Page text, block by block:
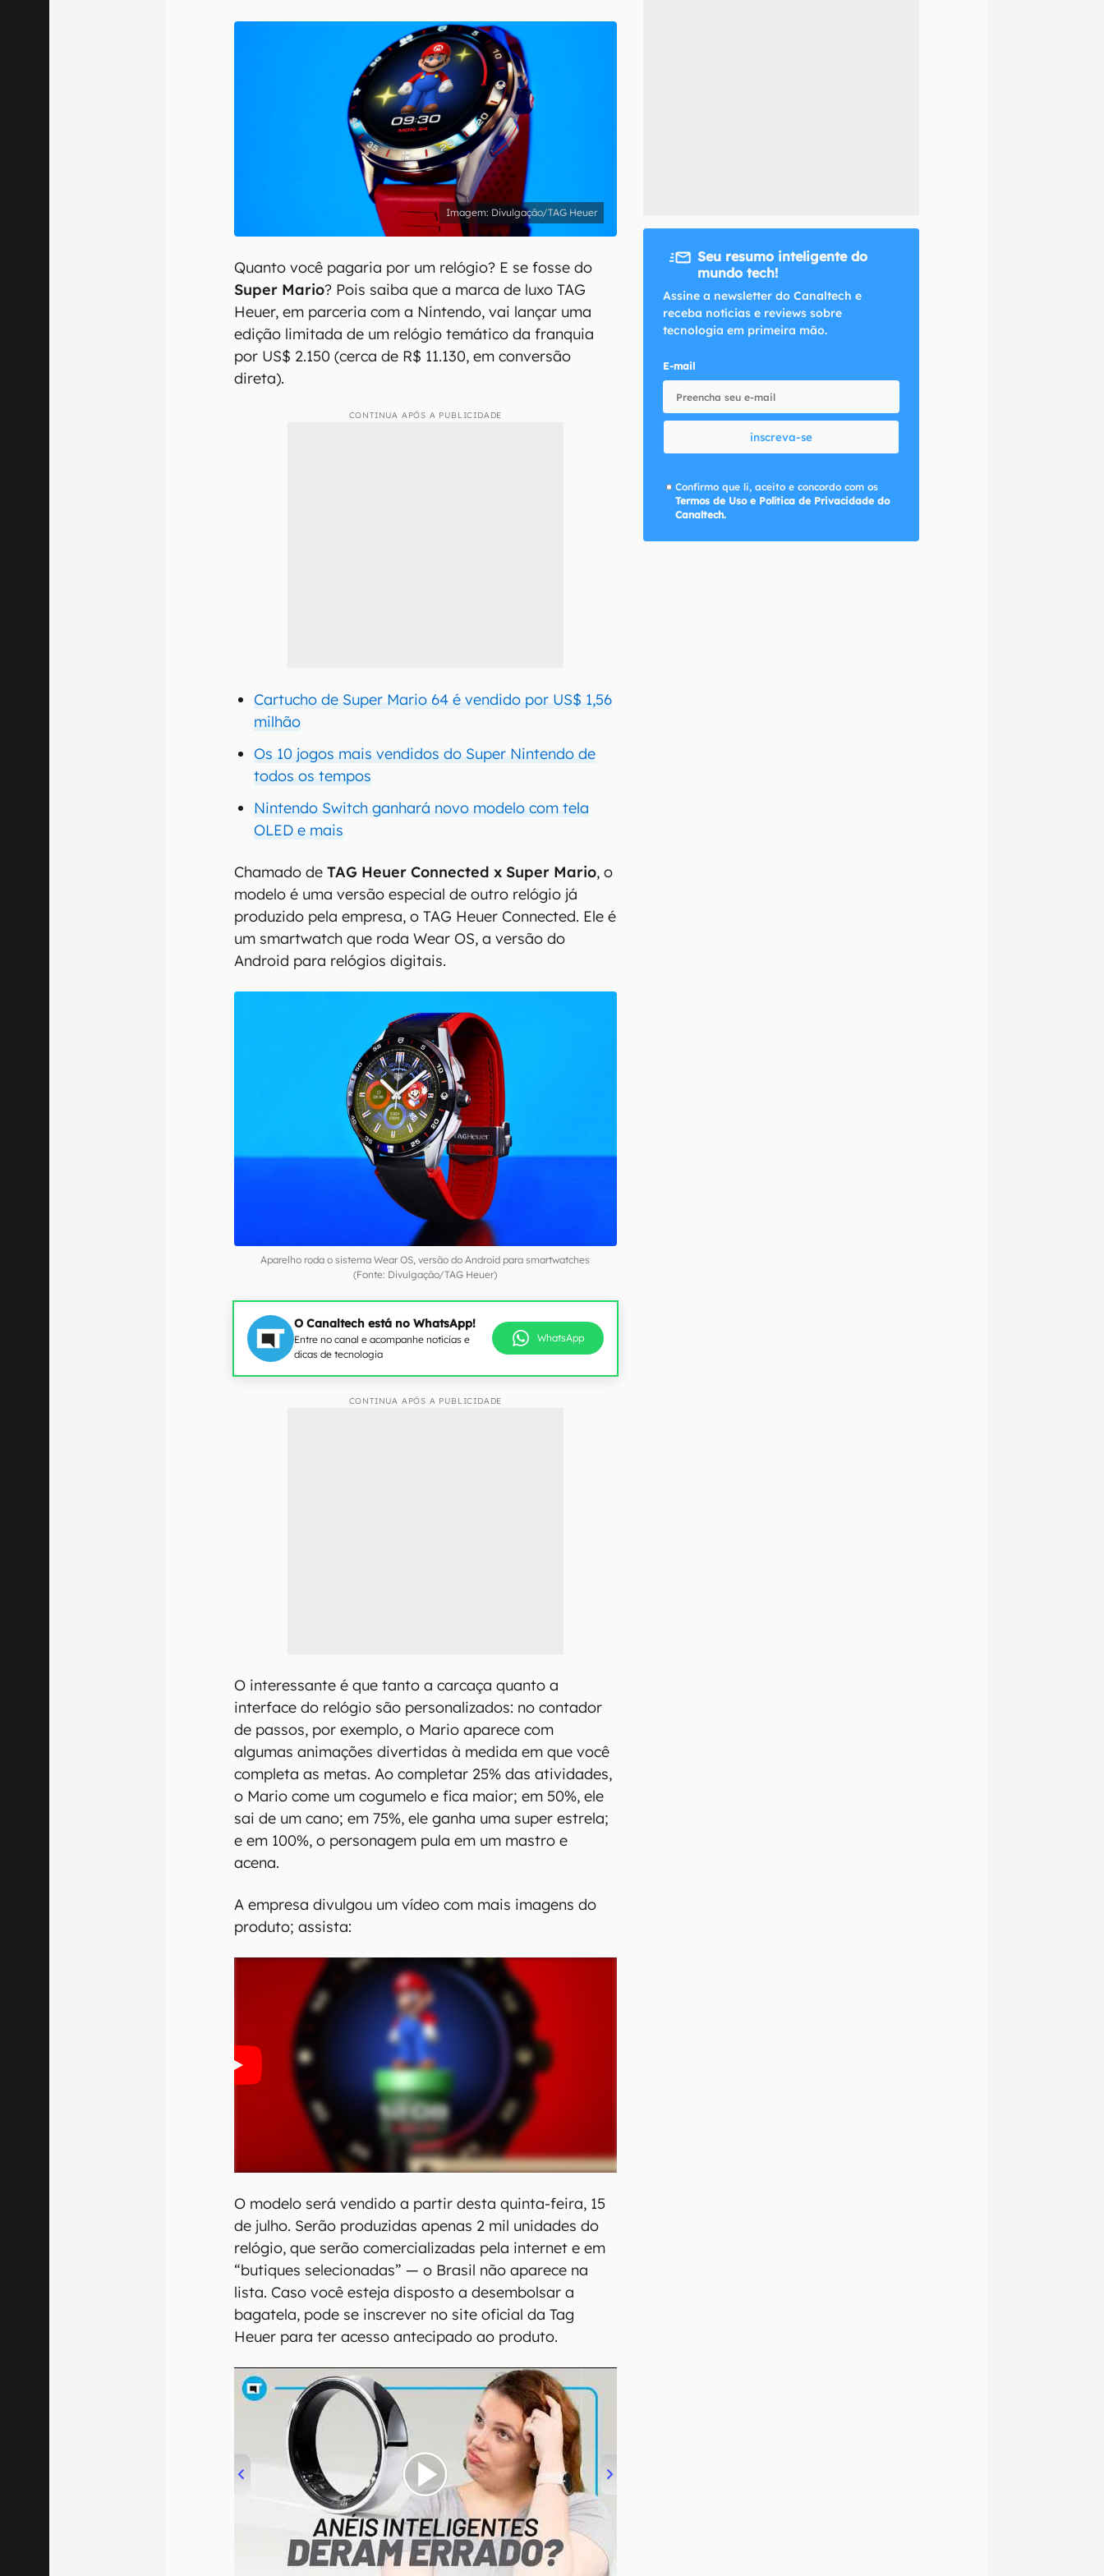
inscreva-se
Confirmo que li, aceito e concordo com os Termos de Uso e Política de Privacidade do Canaltech.
Divulgação/TAG Heuer
Quanto você pagaria por um relógio? E se fosse do
Super Mario? Pois saiba que a marca de luxo TAG
Heuer, em parceria com a Nintendo, vai lançar uma
edição limitada de um relógio temático da franquia
por US$ 2.150 (cerca de R$ 11.130, em conversão
direta).
CONTINUA APÓS A PUBLICIDADE
Cartucho de Super Mario 64 é vendido por US$ 1,56
milhão
Os 10 jogos mais vendidos do Super Nintendo de
todos os tempos
Nintendo Switch ganhará novo modelo com tela
OLED e mais
Chamado deTAG Heuer Connected x Super Mario, o
modelo é uma versão especial de outro relógio já
produzido pela empresa, o TAG Heuer Connected. Ele é
um smartwatch que roda Wear OS, a versão do
Android para relógios digitais.
Aparelho roda o sistema Wear OS, versão do Android para smartwatches
(Fonte: Divulgação/TAG Heuer)
O Canaltech está no WhatsApp!
Entre no canal e acompanhe notícias e
dicas de tecnologia
WhatsApp
CONTINUA APÓS A PUBLICIDADE
O interessante é que tanto a carcaça quanto a
interface do relógio são personalizados: no contador
de passos, por exemplo, o Mario aparece com
algumas animações divertidas à medida em que você
completa as metas. Ao completar 25% das atividades,
o Mario come um cogumelo e fica maior; em 50%, ele
sai de um cano; em 75%, ele ganha uma super estrela;
e em 100%, o personagem pula em um mastro e
acena.
A empresa divulgou um vídeo com mais imagens do
produto; assista:
O modelo será vendido a partir desta quinta-feira, 15
de julho. Serão produzidas apenas 2 mil unidades do
relógio, que serão comercializadas pela internet e em
“butiques selecionadas” — o Brasil não aparece na
lista. Caso você esteja disposto a desembolsar a
bagatela, pode se inscrever no site oficial da Tag
Heuer para ter acesso antecipado ao produto.
00:00/21:11
Seu resumo inteligente do
mundo tech!
Assine a newsletter do Canaltech e
receba notícias e reviews sobre
tecnologia em primeira mão.
E-mail
inscreva-se
Confirmo que li, aceito e concordo com os
Termos de Uso e Política de Privacidade do
Canaltech.